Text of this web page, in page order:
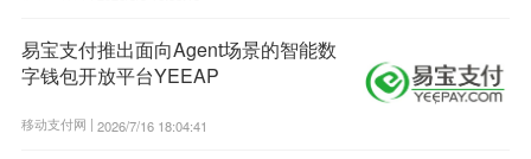
易宝支付推出面向Agent场景的智能数
字钱包开放平台YEEAP
移动支付网 | 2026/7/16 18:04:41